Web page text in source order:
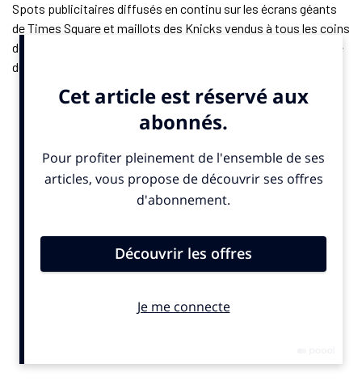
Spots publicitaires diffusés en continu sur les écrans géants
de Times Square et maillots des Knicks vendus à tous les coins
de rue : à New York (États-Unis), la ferveur est encore à l’heure
du basket-ball. Deux jours après le titre NBA décroché par son
équipe locale, la Big Apple n’est pas encore retombée de son
nuage et passée en mode soccer. La célèbre franchise fait de
l’ombre à la Coupe du monde de football 2026 dans la ville qui ne
France/Sénégal, ce mardi 16 juin.
Je dois avouer que le Mondial de football était le cadet de
l’équipe de basket-ball new-yorkaise. «C’était marrant le soir
du titre car il y avait un match de football entre le Brésil et le
Maroc au même moment dans le stade de New York et les
voir ont été totalement noyés par les tuniques orange et
Les sponsors des Knicks très visibles